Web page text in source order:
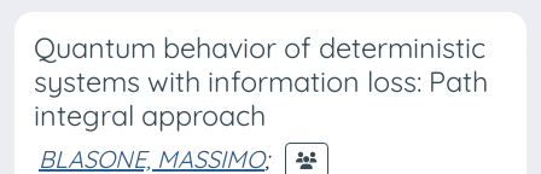
Quantum behavior of deterministic
systems with information loss: Path
integral approach
BLASONE, MASSIMO;